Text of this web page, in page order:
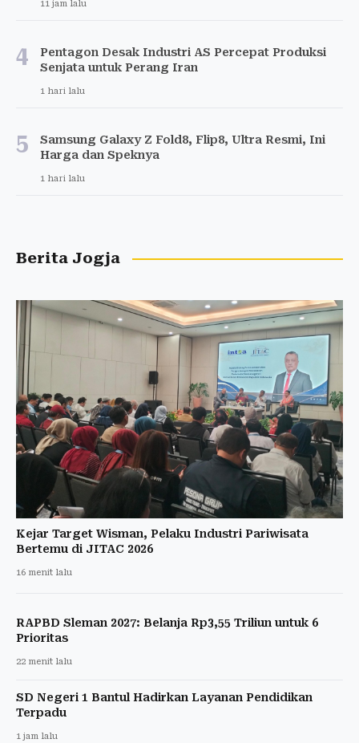
11 jam lalu
4
Pentagon Desak Industri AS Percepat Produksi
Senjata untuk Perang Iran
1 hari lalu
5
Samsung Galaxy Z Fold8, Flip8, Ultra Resmi, Ini
Harga dan Speknya
1 hari lalu
Berita Jogja
Kejar Target Wisman, Pelaku Industri Pariwisata
Bertemu di JITAC 2026
16 menit lalu
RAPBD Sleman 2027: Belanja Rp3,55 Triliun untuk 6
Prioritas
22 menit lalu
SD Negeri 1 Bantul Hadirkan Layanan Pendidikan
Terpadu
1 jam lalu